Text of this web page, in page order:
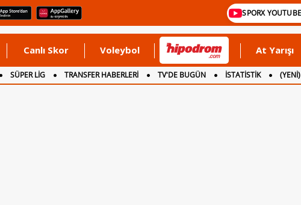
SPORX YOUTUBE
Canlı Skor Voleybol At Yarışı
SÜPER LİG TRANSFER HABERLERİ TV'DE BUGÜN İSTATİSTİK